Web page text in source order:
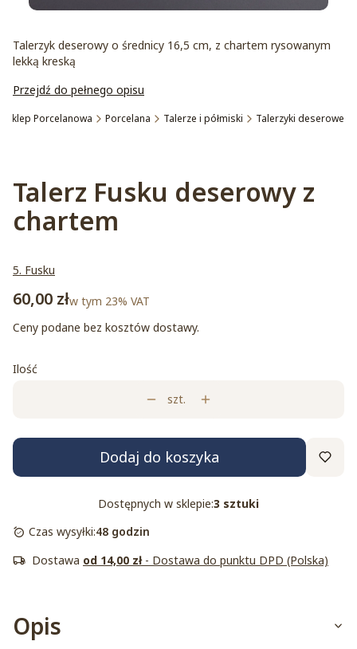
Talerzyk deserowy o średnicy 16,5 cm, z chartem rysowanym
lekką kreską
Przejdź do pełnego opisu
Sklep Porcelanowa Porcelana Talerze i półmiski Talerzyki deserowe
Talerz Fusku deserowy z
chartem
5. Fusku
Cena
60,00 złw tym 23% VAT
w tym 23% VAT
Ceny podane bez kosztów dostawy.
Ilość
szt.
Dodaj do koszyka
Dostępnych w sklepie:3 sztuki
Czas wysyłki:48 godzin
Dostawa od 14,00 zł - Dostawa do punktu DPD (Polska)
Opis